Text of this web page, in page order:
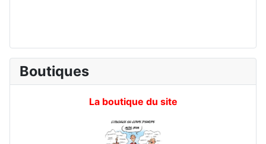
Boutiques
La boutique du site